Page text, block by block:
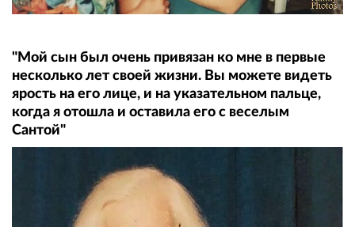
"Мой сын был очень привязан ко мне в первые
несколько лет своей жизни. Вы можете видеть
ярость на его лице, и на указательном пальце,
когда я отошла и оставила его с веселым
Сантой"